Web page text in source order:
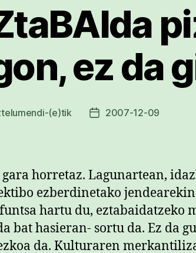
ez da
-(e)tik
Argitalpenaren
2007-12-09
horretaz. Lagunartean,
ezberdinetako
hartu du, eztabaidatzeko
bat hasieran- sortu da. Ez da
da. Kulturaren